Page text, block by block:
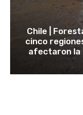
Chile |
cinco
afectaron la